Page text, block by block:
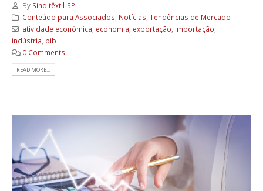
By Sinditêxtil-SP
Conteúdo para Associados Notícias Tendências de Mercado
atividade econômica economia exportação importação
indústria pib
0 Comments
READ MORE...